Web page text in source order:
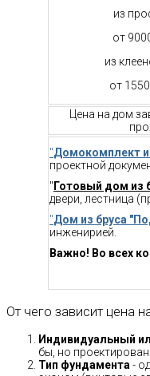
из
от
из
от
Цена на дом
"Домокомплект
проектной
" Готовый дом из
двери, лестница
"Дом из бруса
инженирией.
Важно! Во всех
От чего зависит цена
Индивидуальный
бы, но
Тип фундамента -